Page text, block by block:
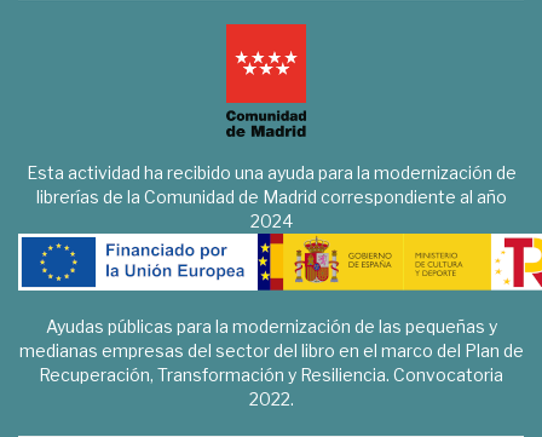
Esta actividad ha recibido una ayuda para la modernización de
librerías de la Comunidad de Madrid correspondiente al año
2024
Ayudas públicas para la modernización de las pequeñas y
medianas empresas del sector del libro en el marco del Plan de
Recuperación, Transformación y Resiliencia. Convocatoria
2022.